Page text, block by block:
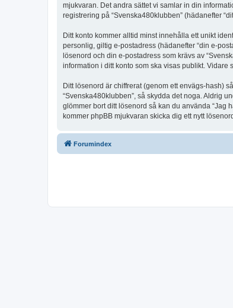
mjukvaran. Det andra sättet vi samlar in din
registrering på “Svenska480klubben” (hädanefter
Ditt konto kommer alltid minst innehålla ett unikt
personlig, giltig e-postadress (hädanefter “din e-
lösenord och din e-postadress som krävs av
information i ditt konto som ska visas publikt.
Ditt lösenord är chiffrerat (genom ett envägs-hash)
“Svenska480klubben”, så skydda det noga. Aldrig
glömmer bort ditt lösenord så kan du använda “Jag
kommer phpBB mjukvaran skicka dig ett nytt
Forumindex